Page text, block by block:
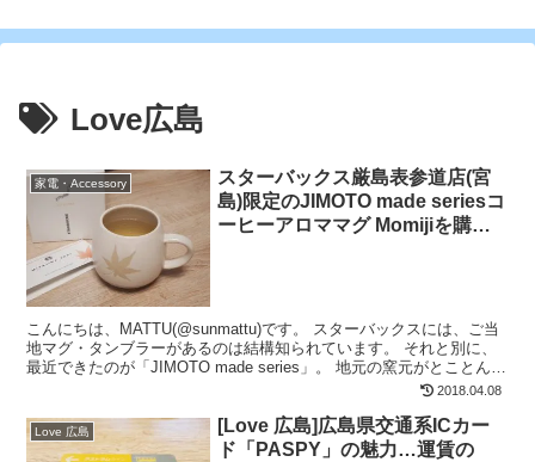
Love広島
家電・Accessory
スターバックス厳島表参道店(宮
島)限定のJIMOTO made seriesコ
ーヒーアロママグ Momijiを購入!
こんにちは、MATTU(@sunmattu)です。 スターバックスには、ご当
地マグ・タンブラーがあるのは結構知られています。 それと別に、
最近できたのが「JIMOTO made series」。 地元の窯元がとことんこ
2018.04.08
Love 広島
[Love 広島]広島県交通系ICカー
ド「PASPY」の魅力…運賃の